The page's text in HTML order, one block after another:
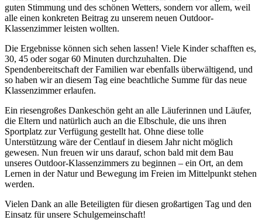
guten Stimmung und des schönen Wetters, sondern vor allem, weil
alle einen konkreten Beitrag zu unserem neuen Outdoor-
Klassenzimmer leisten wollten.
Die Ergebnisse können sich sehen lassen! Viele Kinder schafften es,
30, 45 oder sogar 60 Minuten durchzuhalten. Die
Spendenbereitschaft der Familien war ebenfalls überwältigend, und
so haben wir an diesem Tag eine beachtliche Summe für das neue
Klassenzimmer erlaufen.
Ein riesengroßes Dankeschön geht an alle Läuferinnen und Läufer,
die Eltern und natürlich auch an die Elbschule, die uns ihren
Sportplatz zur Verfügung gestellt hat. Ohne diese tolle
Unterstützung wäre der Centlauf in diesem Jahr nicht möglich
gewesen. Nun freuen wir uns darauf, schon bald mit dem Bau
unseres Outdoor-Klassenzimmers zu beginnen – ein Ort, an dem
Lernen in der Natur und Bewegung im Freien im Mittelpunkt stehen
werden.
Vielen Dank an alle Beteiligten für diesen großartigen Tag und den
Einsatz für unsere Schulgemeinschaft!